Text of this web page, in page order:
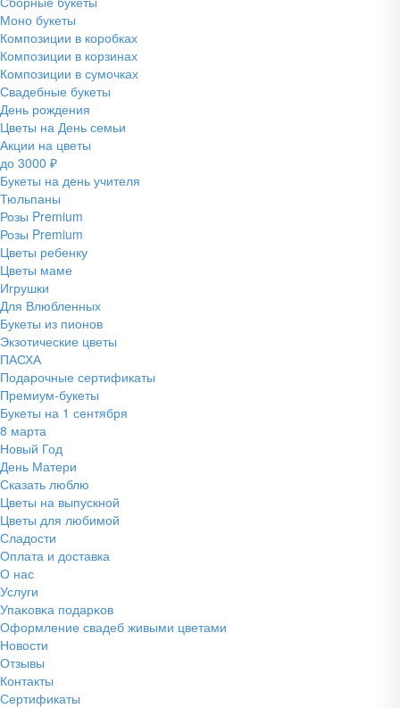
Моно букеты
Композиции в коробках
Композиции в корзинах
Композиции в сумочках
Свадебные букеты
День рождения
Цветы на День семьи
Акции на цветы
до 3000 ₽
Букеты на день учителя
Тюльпаны
Розы Premium
Розы Premium
Цветы ребенку
Цветы маме
Игрушки
Для Влюбленных
Букеты из пионов
Экзотические цветы
ПАСХА
Подарочные сертификаты
Премиум-букеты
Букеты на 1 сентября
8 марта
Новый Год
День Матери
Сказать люблю
Цветы на выпускной
Цветы для любимой
Сладости
Оплата и доставка
О нас
Услуги
Упаĸовĸа подарĸов
Оформление свадеб живыми цветами
Новости
Отзывы
Контакты
Сертификаты